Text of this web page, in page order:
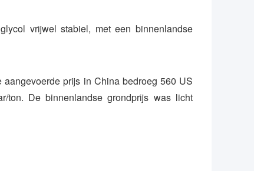
vrijwel stabiel, met een binnenlandse
prijs in China bedroeg 560 US
ton. De binnenlandse grondprijs was licht